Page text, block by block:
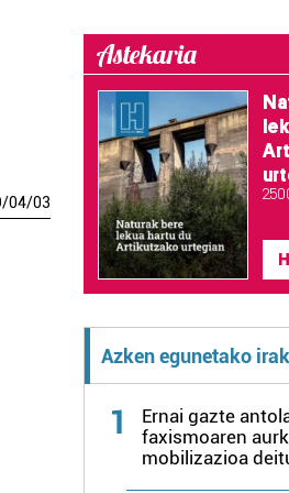
/04/03
Astekaria
Azken egunetako
1
Ernai gazte
faxismoaren
mobilizazioa